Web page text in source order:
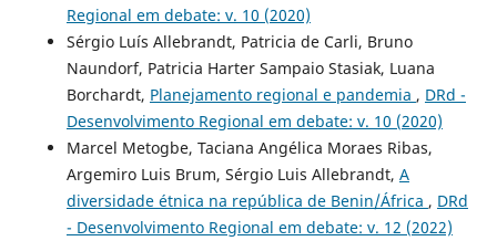
Regional em debate: v. 10 (2020)
Sérgio Luís Allebrandt, Patricia de Carli, Bruno
Naundorf, Patricia Harter Sampaio Stasiak, Luana
Borchardt, Planejamento regional e pandemia , DRd -
Desenvolvimento Regional em debate: v. 10 (2020)
Marcel Metogbe, Taciana Angélica Moraes Ribas,
Argemiro Luis Brum, Sérgio Luis Allebrandt, A
diversidade étnica na república de Benin/África , DRd
- Desenvolvimento Regional em debate: v. 12 (2022)